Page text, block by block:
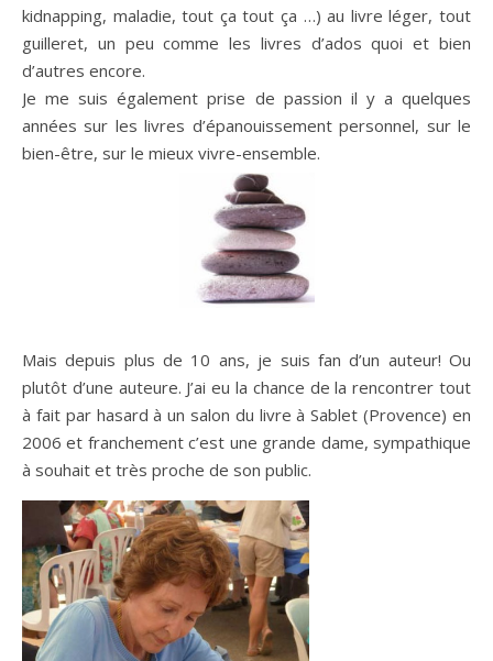
kidnapping, maladie, tout ça tout ça …) au livre léger, tout
guilleret, un peu comme les livres d’ados quoi et bien
d’autres encore.
Je me suis également prise de passion il y a quelques
années sur les livres d’épanouissement personnel, sur le
bien-être, sur le mieux vivre-ensemble.
Mais depuis plus de 10 ans, je suis fan d’un auteur! Ou
plutôt d’une auteure. J’ai eu la chance de la rencontrer tout
à fait par hasard à un salon du livre à Sablet (Provence) en
2006 et franchement c’est une grande dame, sympathique
à souhait et très proche de son public.